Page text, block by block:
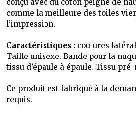
conçu avec du coton peigné de
comme la meilleure des toiles
l’impression.
Caractéristiques : coutures
Taille unisexe. Bande pour la
tissu d’épaule à épaule. Tissu
Ce produit est fabriqué à la
requis.